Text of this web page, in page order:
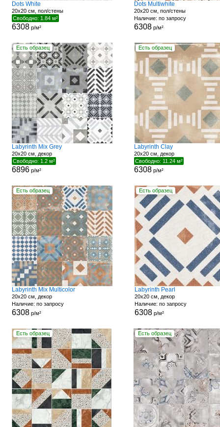
Dots White
20x20 см, пол/стены
Свободно: 1.84 м²
6308р/м²
Dots Multiwhite
20x20 см, пол/стены
Наличие: по запросу
6308р/м²
Есть образец
Labyrinth Mix Grey
20x20 см, декор
Свободно: 1.2 м²
6896р/м²
Есть образец
Labyrinth Clay
20x20 см, декор
Свободно: 11.24 м²
6308р/м²
Есть образец
Labyrinth Mix Multicolor
20x20 см, декор
Наличие: по запросу
6308р/м²
Есть образец
Labyrinth Pearl
20x20 см, декор
Наличие: по запросу
6308р/м²
Есть образец Есть образец